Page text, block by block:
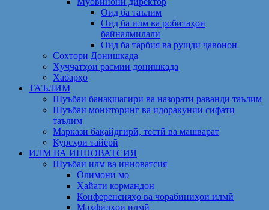
Оид ба таълим
Оид ба илм ва робитаҳои
байналмилалӣ
Оид ба тарбия ва рушди ҷавонон
Сохтори Донишкада
Ҳуҷҷатҳои расмии донишкада
Хабарҳо
ТАЪЛИМ
Шуъбаи банақшагирӣ ва назорати раванди таълим
Шуъбаи мониторинг ва идоракунии сифати
таълим
Маркази бақайдгирӣ, тестӣ ва машварат
Курсҳои тайёрӣ
ИЛМ ВА ИННОВАТСИЯ
Шуъбаи илм ва инноватсия
Олимони мо
Ҳайати кормандон
Конференсияҳо ва чорабиниҳои илмӣ
Маҳфилҳои илмӣ